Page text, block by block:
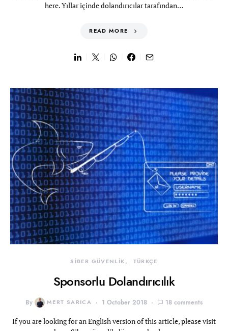
here. Yıllar içinde dolandırıcılar tarafından…
READ MORE
SİBER GÜVENLİK TÜRKÇE
Sponsorlu Dolandırıcılık
By MERT SARICA 1 October 2018 18 comments
If you are looking for an English version of this article, please visit